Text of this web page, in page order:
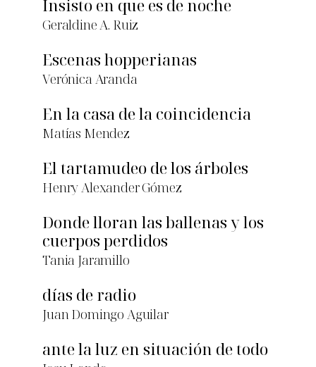
Insisto en que es de noche
Geraldine A. Ruiz
Escenas hopperianas
Verónica Aranda
En la casa de la coincidencia
Matías Mendez
El tartamudeo de los árboles
Henry Alexander Gómez
Donde lloran las ballenas y los
cuerpos perdidos
Tania Jaramillo
días de radio
Juan Domingo Aguilar
ante la luz en situación de todo